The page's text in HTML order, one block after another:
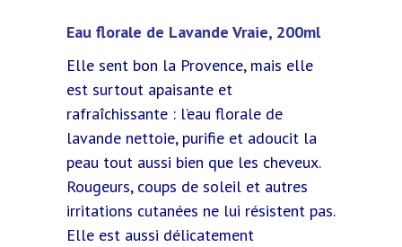
Eau florale de Lavande Vraie, 200ml
Elle sent bon la Provence, mais elle
est surtout apaisante et
rafraîchissante : l’eau florale de
lavande nettoie, purifie et adoucit la
peau tout aussi bien que les cheveux.
Rougeurs, coups de soleil et autres
irritations cutanées ne lui résistent pas.
Elle est aussi délicatement